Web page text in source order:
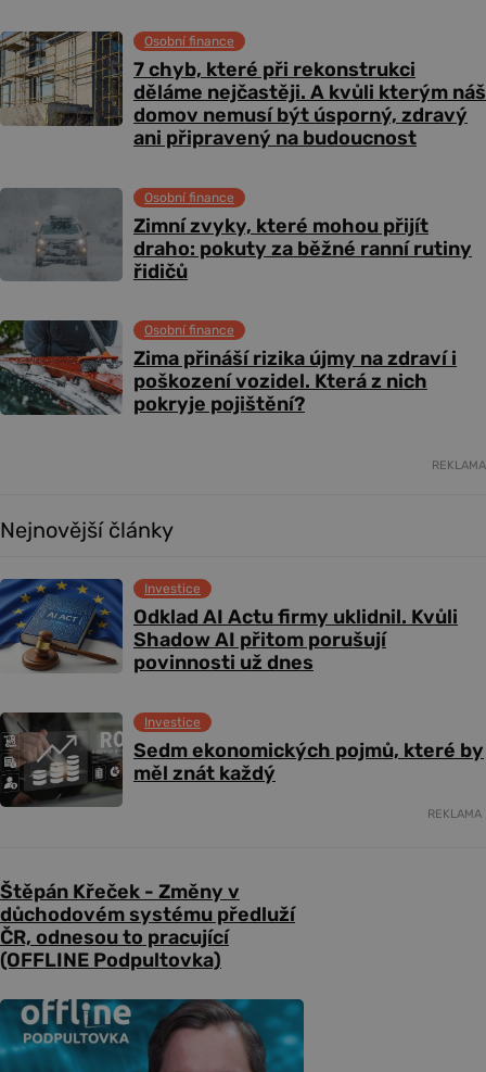
7 chyb, které při rekonstrukci
děláme nejčastěji. A kvůli kterým náš
domov nemusí být úsporný, zdravý
ani připravený na budoucnost
Osobní finance
Zimní zvyky, které mohou přijít
draho: pokuty za běžné ranní rutiny
řidičů
Osobní finance
Zima přináší rizika újmy na zdraví i
poškození vozidel. Která z nich
pokryje pojištění?
Osobní finance
REKLAMA
Nejnovější články
Odklad AI Actu firmy uklidnil. Kvůli
Shadow AI přitom porušují
povinnosti už dnes
Investice
Sedm ekonomických pojmů, které by
měl znát každý
Investice
REKLAMA
Štěpán Křeček - Změny v
důchodovém systému předluží
ČR, odnesou to pracující
(OFFLINE Podpultovka)